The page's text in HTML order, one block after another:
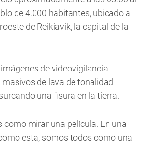
de 4.000 habitantes, ubicado a
de Reikiavik, la capital de la
de videovigilancia
de lava de tonalidad
una fisura en la tierra.
como mirar una película. En una
esta, somos todos como una